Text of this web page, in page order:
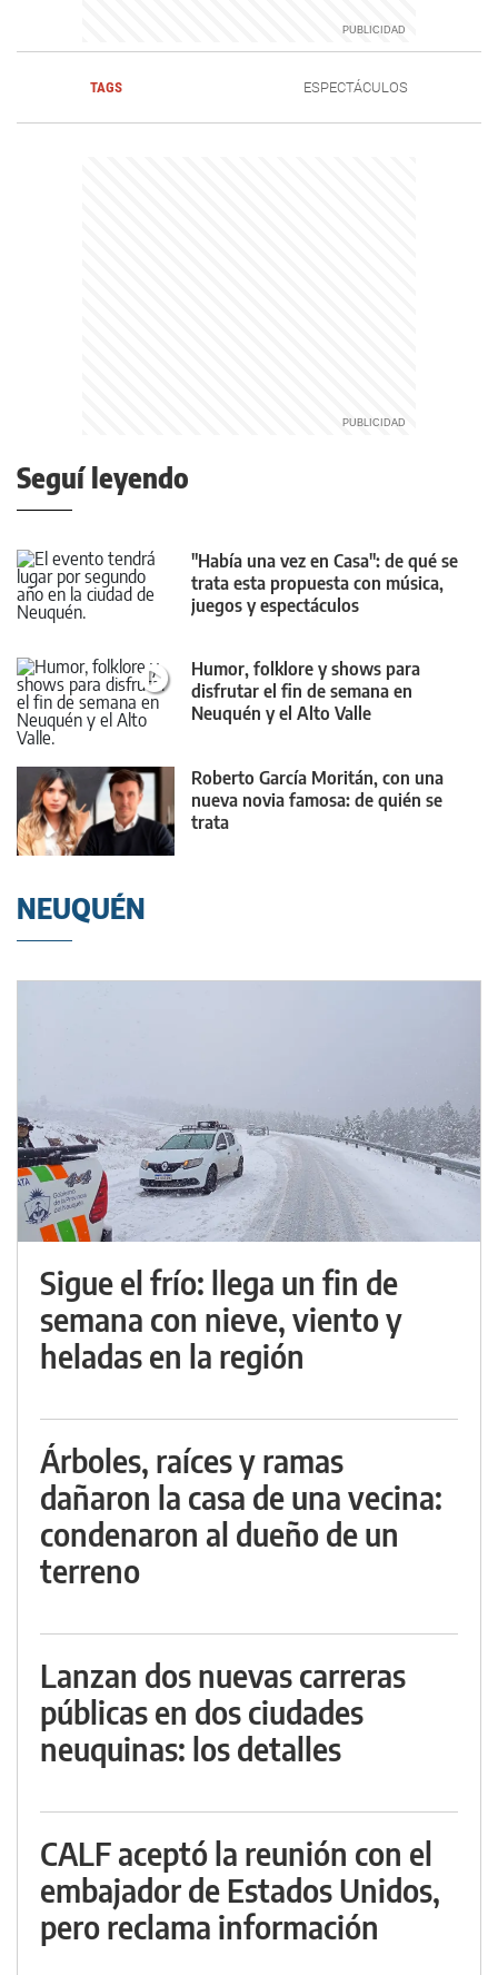
TAGS ESPECTÁCULOS
Seguí leyendo
"Había una vez en Casa": de qué se
trata esta propuesta con música,
juegos y espectáculos
Humor, folklore y shows para
disfrutar el fin de semana en
Neuquén y el Alto Valle
Roberto García Moritán, con una
nueva novia famosa: de quién se
trata
NEUQUÉN
Sigue el frío: llega un fin de
semana con nieve, viento y
heladas en la región
Árboles, raíces y ramas
dañaron la casa de una vecina:
condenaron al dueño de un
terreno
Lanzan dos nuevas carreras
públicas en dos ciudades
neuquinas: los detalles
CALF aceptó la reunión con el
embajador de Estados Unidos,
pero reclama información